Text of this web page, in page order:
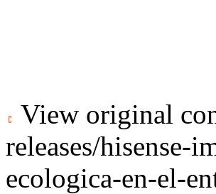
View original
releases/hisense-
ecologica-en-el-